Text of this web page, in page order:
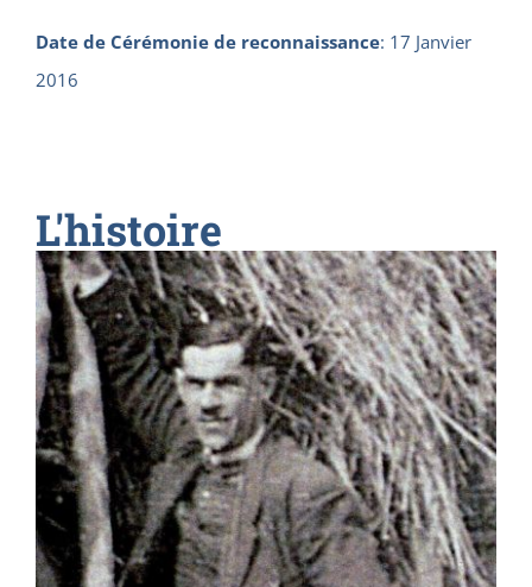
Date de Cérémonie de reconnaissance: 17 Janvier
2016
L'histoire